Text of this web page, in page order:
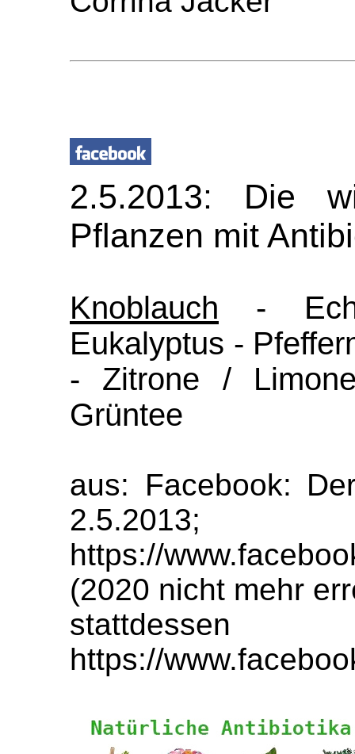
2.5.2013: Die
Pflanzen mit
Knoblauch -
Eukalyptus -
- Zitrone /
Grüntee
aus: Facebook:
2.5.2013;
https://
(2020 nicht mehr
https://